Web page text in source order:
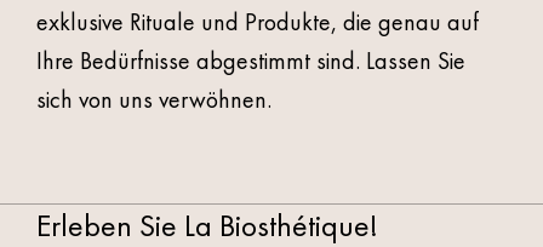
exklusive Rituale und Produkte, die genau auf
Ihre Bedürfnisse abgestimmt sind. Lassen Sie
sich von uns verwöhnen.
Erleben Sie La Biosthétique!